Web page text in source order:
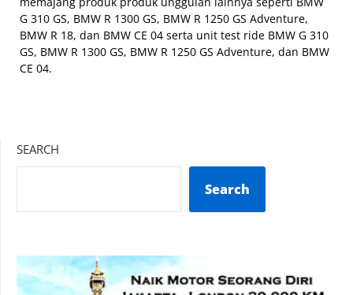
G 310 GS, BMW R 1300 GS, BMW R 1250 GS Adventure,
BMW R 18, dan BMW CE 04 serta unit test ride BMW G 310
GS, BMW R 1300 GS, BMW R 1250 GS Adventure, dan BMW
CE 04.
SEARCH
Search